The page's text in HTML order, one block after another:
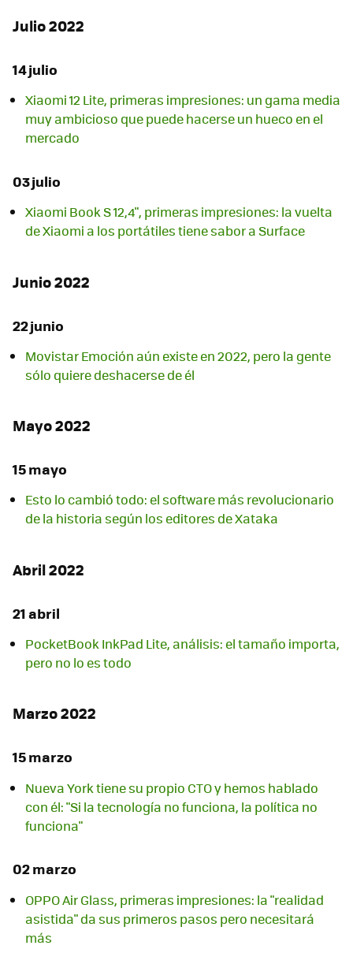
Julio 2022
14 julio
Xiaomi 12 Lite, primeras impresiones: un gama media
muy ambicioso que puede hacerse un hueco en el
mercado
03 julio
Xiaomi Book S 12,4", primeras impresiones: la vuelta
de Xiaomi a los portátiles tiene sabor a Surface
Junio 2022
22 junio
Movistar Emoción aún existe en 2022, pero la gente
sólo quiere deshacerse de él
Mayo 2022
15 mayo
Esto lo cambió todo: el software más revolucionario
de la historia según los editores de Xataka
Abril 2022
21 abril
PocketBook InkPad Lite, análisis: el tamaño importa,
pero no lo es todo
Marzo 2022
15 marzo
Nueva York tiene su propio CTO y hemos hablado
con él: "Si la tecnología no funciona, la política no
funciona"
02 marzo
OPPO Air Glass, primeras impresiones: la "realidad
asistida" da sus primeros pasos pero necesitará
más